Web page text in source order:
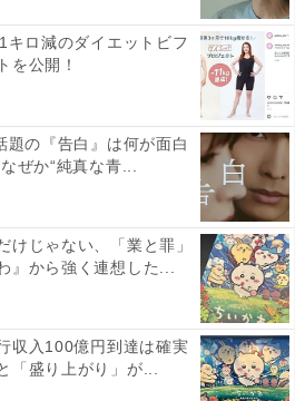
かわいそう」とこぼすのです。
引っ掛かる翔。静が自分を偽っ
ようとしている姿を見て、翔は
理解するのです。
見掛けた大地に声を掛けます。
様子の大地が口にしたのは、
を抱いていた」という言葉。真
自分も気づかぬうちに偏見を抱
と話すのです。それに対し、何
た誠。帰宅後、家族にそのこと
込まないのは冷たいよ」と言わ
ロ減のダイエットビフ
を公開！
題の『告白』は何が面白
ぜか“純真な青...
けじゃない、「業と罪」
』から強く連想した...
収入100億円到達は確実
「盛り上がり」が...